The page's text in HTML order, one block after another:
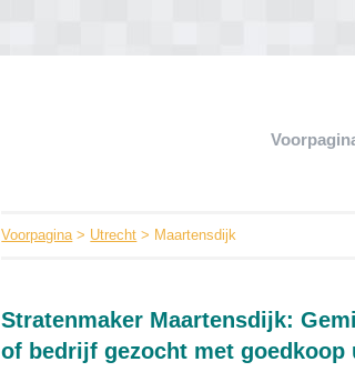
Voorpagina> Utrecht > Maartensdijk
Stratenmaker Maartensdijk:
of bedrijf gezocht met goedkoop